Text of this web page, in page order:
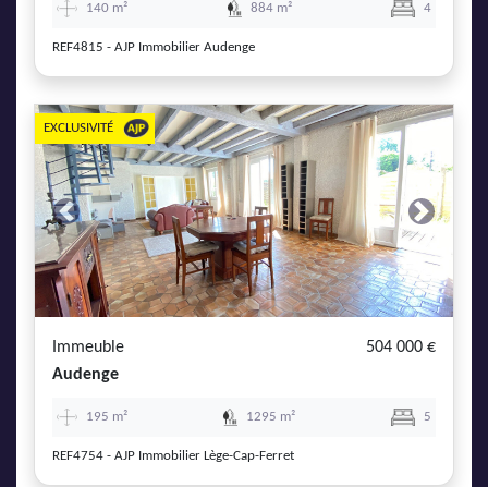
140 m² 884 m² 4
REF4815 - AJP Immobilier Audenge
Previous Next
EXCLUSIVITÉ
Immeuble
504 000 €
Audenge
195 m² 1295 m² 5
REF4754 - AJP Immobilier Lège-Cap-Ferret